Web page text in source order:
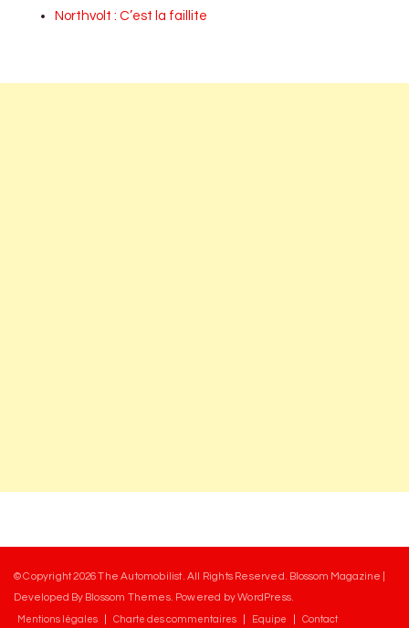
Northvolt : C’est la faillite
© Copyright 2026The Automobilist. All Rights Reserved. Blossom Magazine |
Developed By Blossom Themes. Powered byWordPress
Mentions légales Charte des commentaires Equipe Contact